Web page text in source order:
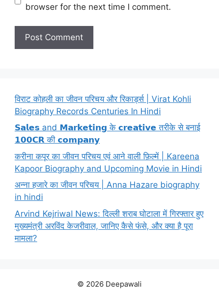
browser for the next time I comment.
विराट कोहली का जीवन परिचय और रिकार्ड्स | Virat Kohli
Biography Records Centuries In Hindi
𝗦𝗮𝗹𝗲𝘀 and 𝗠𝗮𝗿𝗸𝗲𝘁𝗶𝗻𝗴 के 𝗰𝗿𝗲𝗮𝘁𝗶𝘃𝗲 तरीके से बनाई
𝟭𝟬𝟬𝗖𝗥 की 𝗰𝗼𝗺𝗽𝗮𝗻𝘆
करीना कपूर का जीवन परिचय एवं आने वाली फ़िल्में | Kareena
Kapoor Biography and Upcoming Movie in Hindi
अन्ना हजारे का जीवन परिचय | Anna Hazare biography
in hindi
Arvind Kejriwal News: दिल्ली शराब घोटाला में गिरफ्तार हुए
मुख्यमंत्री अरविंद केजरीवाल, जानिए कैसे फंसे, और क्या है पूरा
मामला?
© 2026 Deepawali